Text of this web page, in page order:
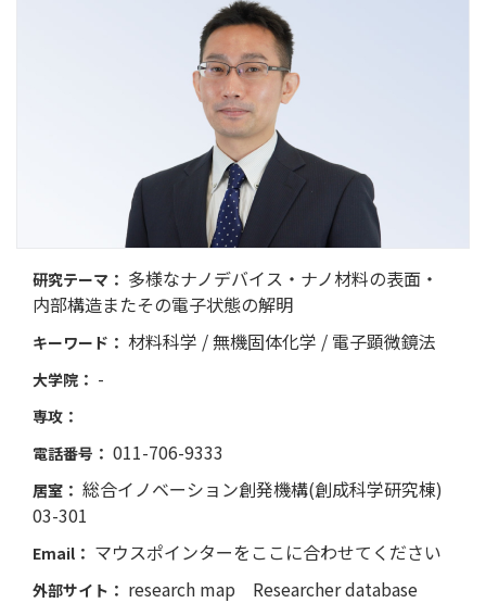
研究テーマ： 多様なナノデバイス・ナノ材料の表面・
内部構造またその電子状態の解明
キーワード： 材料科学 / 無機固体化学 / 電子顕微鏡法
大学院： -
専攻：
電話番号： 011-706-9333
居室： 総合イノベーション創発機構(創成科学研究棟)
03-301
Email： マウスポインターをここに合わせてください
外部サイト： research map Researcher database